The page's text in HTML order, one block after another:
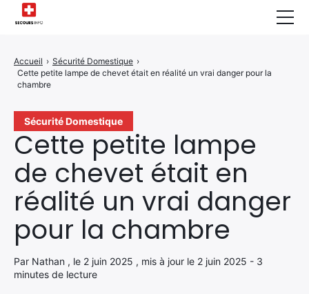
Sécurité Domestique
Cette petite lampe
de chevet était en
réalité un vrai danger
pour la chambre
Par Nathan , le 2 juin 2025 , mis à jour le 2 juin 2025 - 3
minutes de lecture
Accueil › Sécurité Domestique ›
Cette petite lampe de chevet était en réalité un vrai danger pour la
chambre
Infos & Conseils
Actualités des Secours
Santé & Bien-être
A propos de Nous
Contactez-nous
Politique de Confidentialité